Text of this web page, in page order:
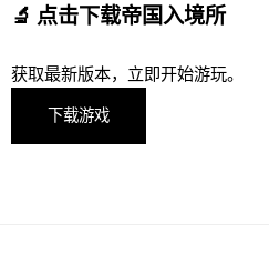
🔬 点击下载帝国入境所
获取最新版本，立即开始游玩。
下载游戏